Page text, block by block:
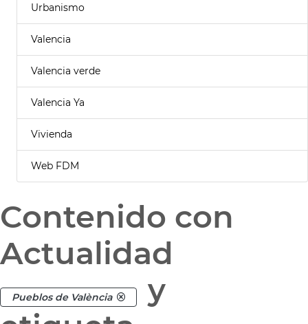
Urbanismo
Valencia
Valencia verde
Valencia Ya
Vivienda
Web FDM
Contenido con
Actualidad
Pueblos de València
y